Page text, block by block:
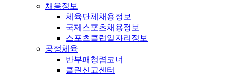
채용정보
체육단체채용정보
국제스포츠채용정보
스포츠클럽일자리정보
공정체육
반부패청렴코너
클린신고센터